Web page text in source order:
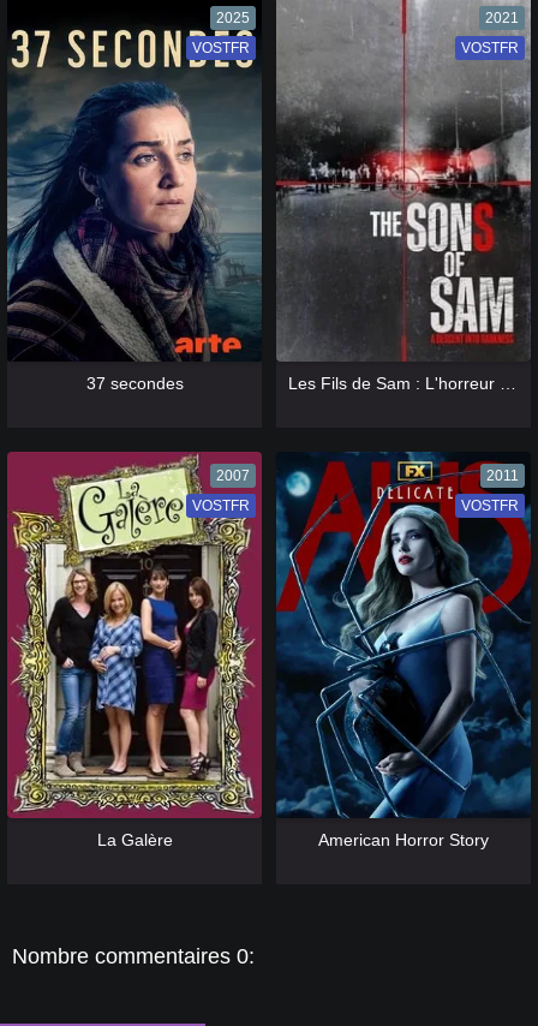
2025
VF
VOSTFR
37 secondes
2021
VF
VOSTFR
2007
VF
VOSTFR
La Galère
2011
VF
VOSTFR
American Horror Story
Nombre commentaires 0: